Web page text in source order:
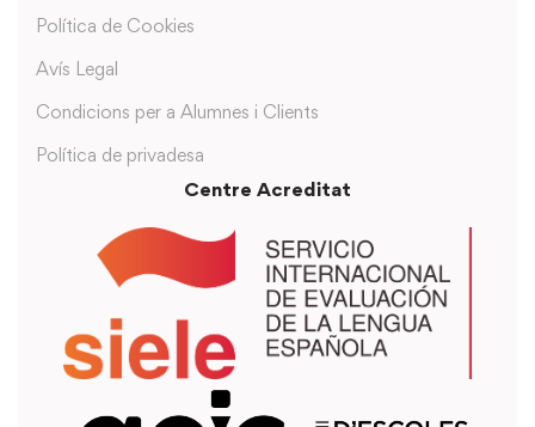
Política de Cookies
Avís Legal
Condicions per a Alumnes i Clients
Política de privadesa
Centre Acreditat